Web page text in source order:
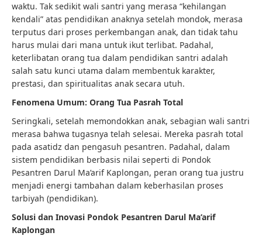
waktu. Tak sedikit wali santri yang merasa “kehilangan
kendali” atas pendidikan anaknya setelah mondok, merasa
terputus dari proses perkembangan anak, dan tidak tahu
harus mulai dari mana untuk ikut terlibat. Padahal,
keterlibatan orang tua dalam pendidikan santri adalah
salah satu kunci utama dalam membentuk karakter,
prestasi, dan spiritualitas anak secara utuh.
Fenomena Umum: Orang Tua Pasrah Total
Seringkali, setelah memondokkan anak, sebagian wali santri
merasa bahwa tugasnya telah selesai. Mereka pasrah total
pada asatidz dan pengasuh pesantren. Padahal, dalam
sistem pendidikan berbasis nilai seperti di Pondok
Pesantren Darul Ma’arif Kaplongan, peran orang tua justru
menjadi energi tambahan dalam keberhasilan proses
tarbiyah (pendidikan).
Solusi dan Inovasi Pondok Pesantren Darul Ma’arif
Kaplongan